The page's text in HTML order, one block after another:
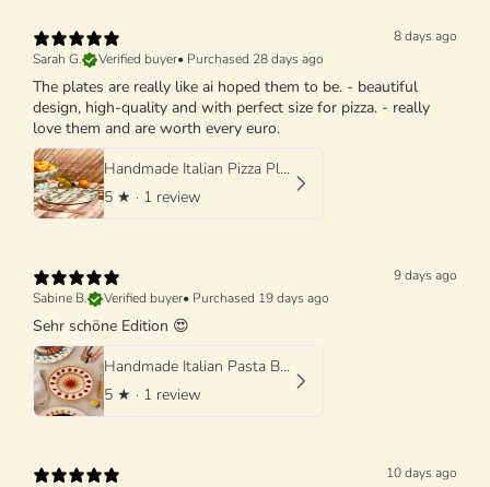
8 days ago
Sarah G.
Verified buyer• Purchased 28 days ago
The plates are really like ai hoped them to be. - beautiful
design, high-quality and with perfect size for pizza. - really
love them and are worth every euro.
Handmade Italian Pizza Plate 33 cm | Schizzato Design
5 ★ · 1 review
9 days ago
Sabine B.
Verified buyer• Purchased 19 days ago
Sehr schöne Edition 😍
Handmade Italian Pasta Bowl 25 cm | Cappello di Prete "Mutti Edition"
5 ★ · 1 review
10 days ago